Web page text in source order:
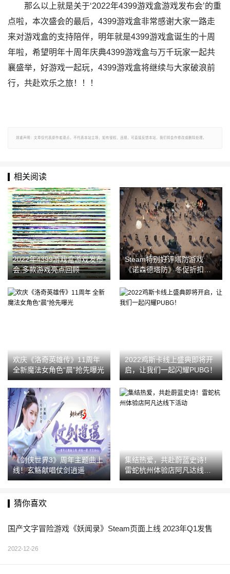
那么以上就是关于‘2022年4399游戏盒游戏发布会’的重
点啦，本次盛会的最后，4399游戏盒非常感谢大家一路走
来对游戏盒的支持陪伴，明年就是4399游戏盒诞生的十周
年啦，希望明年十周年庆典4399游戏盒与万千玩家一起共
襄盛举，好游戏一起玩，4399游戏盒将继续与大家破浪前
行，共赴欢乐之旅！！！
郑重声明：文章仅代表原作者观点，不代表本站立场；如有侵权、违规，可直接反馈本站，我们将会作修改或删除处理。
相关阅读
2022年4399游戏盒游戏发布
会,多款游戏亮点回顾
Steam特别好评塔防游戏
《诺森德塔防》冬促折扣开
启
欢庆《洛奇英雄传》11周年
全新魔法女角色“晨”抢先曝光
2022鸡斯卡线上盛典即将开
启，让我们一起闪耀PUBG！
《剑侠世界3》周年主题曲上
线！玄觞献唱仗剑逍遥
集结热爱，共赴蔚蓝史诗！
雷蛇杭州体验店阿凡达线下
活动
猜你喜欢
国产文字冒险游戏《妖闻录》Steam页面上线 2023年Q1发售
2022-12-26